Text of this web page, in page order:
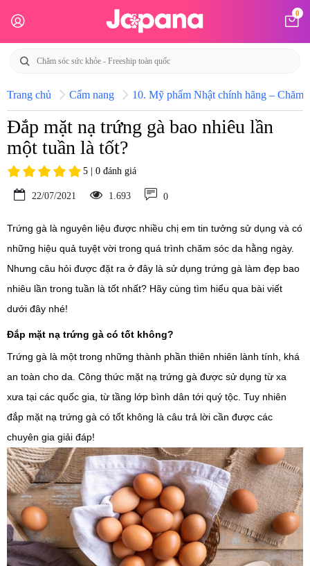
0
Trang chủ Cẩm nang 10. Mỹ phẩm Nhật chính hãng – Chăm
Đắp mặt nạ trứng gà bao nhiêu lần
một tuần là tốt?
5 | 0 đánh giá
22/07/2021 1.693 0
Trứng gà là nguyên liệu được nhiều chị em tin tưởng sử dụng và có
những hiệu quả tuyệt vời trong quá trình chăm sóc da hằng ngày.
Nhưng câu hỏi được đặt ra ở đây là sử dụng trứng gà làm đẹp bao
nhiêu lần trong tuần là tốt nhất? Hãy cùng tìm hiểu qua bài viết
dưới đây nhé!
Đắp mặt nạ trứng gà có tốt không?
Trứng gà là một trong những thành phần thiên nhiên lành tính, khá
an toàn cho da. Công thức mặt nạ trứng gà được sử dụng từ xa
xưa tại các quốc gia, từ tầng lớp bình dân tới quý tộc. Tuy nhiên
đắp mặt nạ trứng gà có tốt không là câu trả lời cần được các
chuyên gia giải đáp!